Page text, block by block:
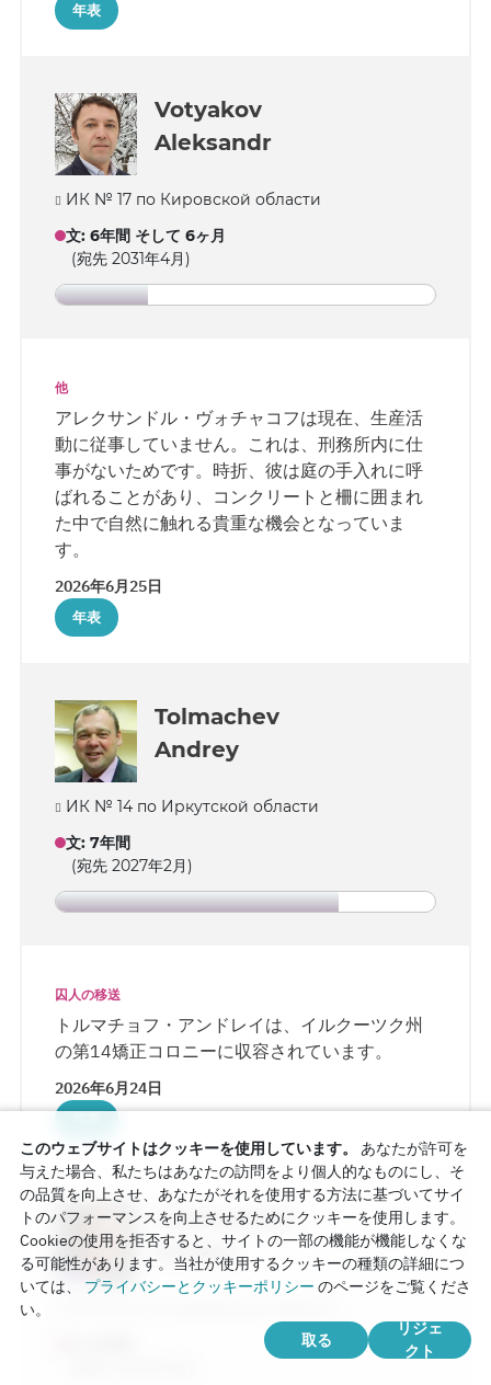
ホール、4,000冊の蔵書を持つ図書館のほか、イ
受けることも可能です。 刑務所の管理当局は、
クディノフを勤勉で几帳面な人物として評価し
ています。
年表
Votyakov
Aleksandr
ИК № 17 по Кировской области
文: 6年間 そして 6ヶ月
(宛先 2031年4月)
他
アレクサンドル・ヴォチャコフは現在、生産活
動に従事していません。これは、刑務所内に仕
事がないためです。時折、彼は庭の手入れに呼
ばれることがあり、コンクリートと柵に囲まれ
た中で自然に触れる貴重な機会となっていま
す。
2026年6月25日
年表
Tolmachev
Andrey
ИК № 14 по Иркутской области
文: 7年間
(宛先 2027年2月)
囚人の移送
トルマチョフ・アンドレイは、イルクーツク州
の第14矯正コロニーに収容されています。
2026年6月24日
Parfenovich
Sergey
このウェブサイトはクッキーを使用しています。
あなたが許可を
与えた場合、私たちはあなたの訪問をより個人的なものにし、そ
の品質を向上させ、あなたがそれを使用する方法に基づいてサイ
トのパフォーマンスを向上させるためにクッキーを使用します。
Cookieの使用を拒否すると、サイトの一部の機能が機能しなくな
る可能性があります。当社が使用するクッキーの種類の詳細につ
いては、 プライバシーとクッキーポリシー のページをご覧くださ
い。
取る
リジェ
クト